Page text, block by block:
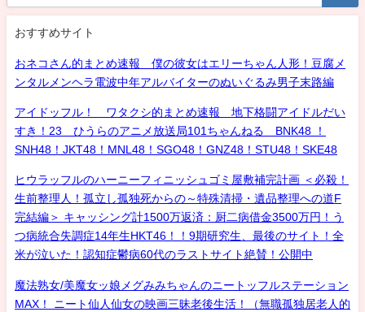
おすすめサイト
おネコさん的まとめ速報 僕の彼女はエリーちゃん人形！豆腐メ
ンタルメンヘラ電波中年アルバイターのぬいぐるみ男子末路編
アイドッフル！ ワタクシ的まとめ速報 地下格闘アイドルだい
すき！23 ひうらのアニメ放送局101ちゃんねる BNK48 ！
SNH48！JKT48！MNL48！SGO48！GNZ48！STU48！SKE48
ヒウラッフルのハーニーフィニッシュゴミ屋敷補完計画 ＜必殺！
生前整理人！孤立し孤独死からの～特殊清掃・遺品整理への道F
完結編＞ キャッシング計1500万返済：厨二病借金3500万円！う
つ病統合失調症14年生HKT46！！9期研究生、最後のサイト！全
米が泣いた！認知症鬱病60代のラストサイト絶賛！公開中
魔法熟女/美魔女ッ娘メグみみちゃんのニートッフルステーション
MAX！ ニート仙人仙女の映画三昧老後生活！（無職孤独居老人的